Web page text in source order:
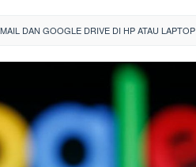
DAN GOOGLE DRIVE DI HP ATAU LAPTOP